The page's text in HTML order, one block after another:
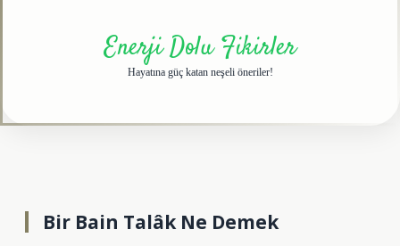
Enerji Dolu Fikirler
Hayatına güç katan neşeli öneriler!
Bir Bain Talâk Ne Demek